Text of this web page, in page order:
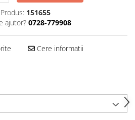
151655
ajutor? 0728-779908
Cere informatii